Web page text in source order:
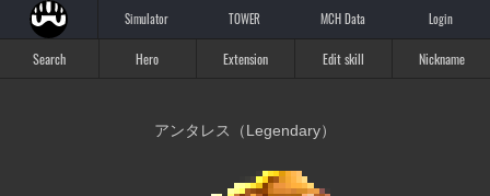
Simulator TOWER MCH Data Login
Search Hero Extension Edit skill Nickname
アンタレス（Legendary）